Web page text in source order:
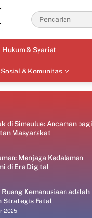
Hukum & Syariat
Sosial & Komunitas
di Simeulue: Ancaman bagi
Masyarakat
Menjaga Kedalaman
di Era Digital
Ruang Kemanusiaan adalah
Strategis Fatal
2025